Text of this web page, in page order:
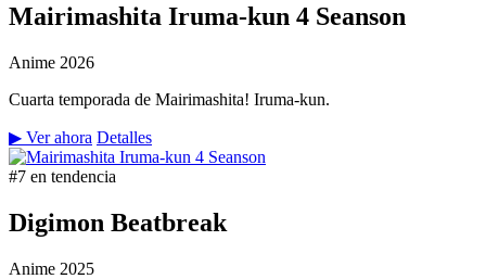
Mairimashita Iruma-kun 4 Seanson
Anime 2026
Cuarta temporada de Mairimashita! Iruma-kun.
▶ Ver ahora Detalles
#7 en tendencia
Digimon Beatbreak
Anime 2025